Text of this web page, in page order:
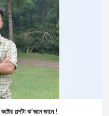
গল্পটা ক’জনে জানে !